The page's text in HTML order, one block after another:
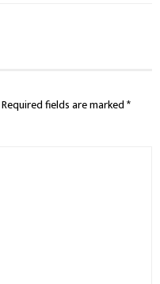
Required fields are marked*